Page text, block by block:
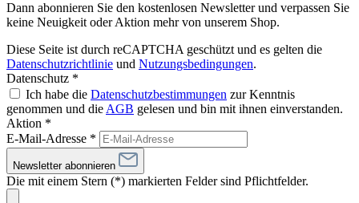
Dann abonnieren Sie den kostenlosen Newsletter und verpassen Sie
keine Neuigkeit oder Aktion mehr von unserem Shop.
Diese Seite ist durch reCAPTCHA geschützt und es gelten die
Datenschutzrichtlinie und Nutzungsbedingungen.
Datenschutz *
Ich habe die Datenschutzbestimmungen zur Kenntnis
genommen und die AGB gelesen und bin mit ihnen einverstanden.
Aktion *
E-Mail-Adresse *
Newsletter abonnieren
Die mit einem Stern (*) markierten Felder sind Pflichtfelder.